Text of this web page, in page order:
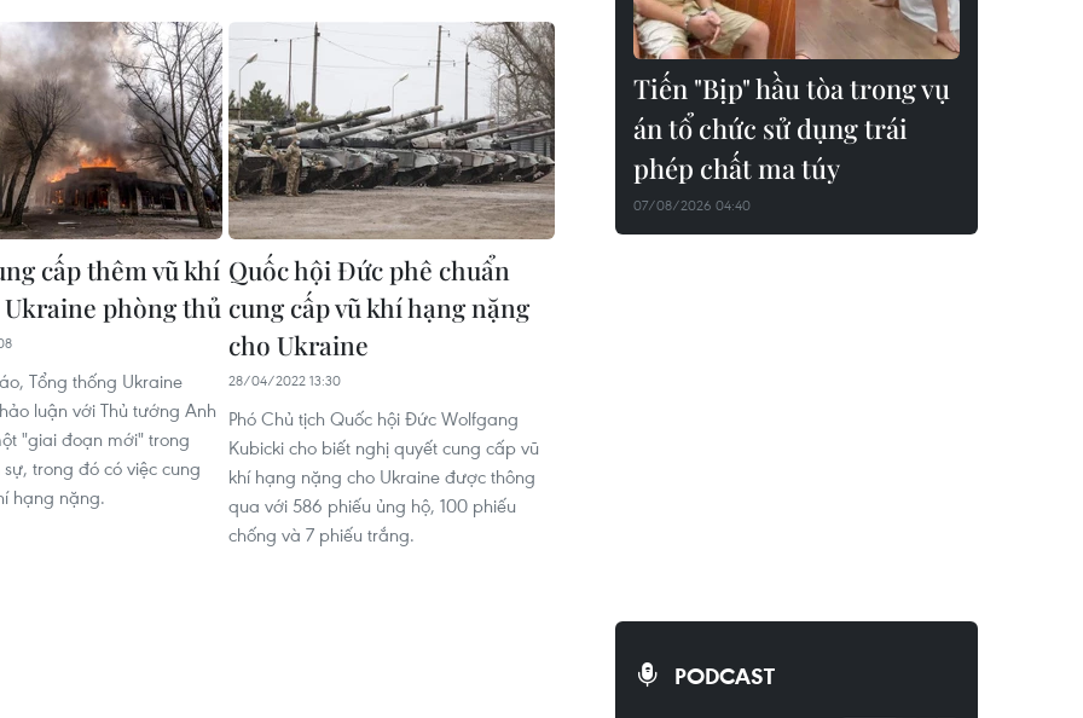
cấp thêm vũ khí
phòng thủ
Tổng thống Ukraine
luận với Thủ tướng Anh
"giai đoạn mới" trong
trong đó có việc cung
hạng nặng.
Quốc hội Đức phê chuẩn
cung cấp vũ khí hạng nặng
cho Ukraine
28/04/2022 13:30
Phó Chủ tịch Quốc hội Đức Wolfgang
Kubicki cho biết nghị quyết cung cấp vũ
khí hạng nặng cho Ukraine được thông
qua với 586 phiếu ủng hộ, 100 phiếu
chống và 7 phiếu trắng.
Tiến "Bịp" hầu tòa trong vụ
án tổ chức sử dụng trái
phép chất ma túy
07/08/2026 04:40
PODCAST